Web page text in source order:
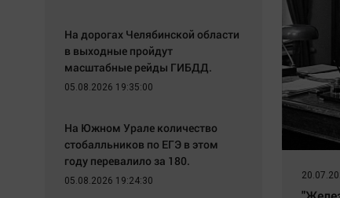
На дорогах Челябинской области
в выходные пройдут
масштабные рейды ГИБДД.
05.08.2026 19:35:00
На Южном Урале количество
стобалльников по ЕГЭ в этом
году перевалило за 180.
05.08.2026 19:24:30